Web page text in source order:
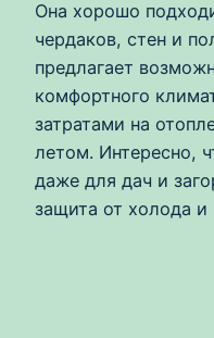
Она хорошо
чердаков, стен и
предлагает
комфортного
затратами на
летом. Интересно,
даже для дач и
защита от холода